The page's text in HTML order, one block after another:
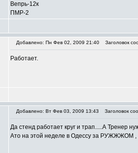
Вепрь-12к
ПМР-2
Добавлено: Пн Фев 02, 2009 21:40 Заголовок
Работает.
Добавлено: Вт Фев 03, 2009 13:43 Заголовок
Да стенд работает круг и трап.....А Тренер
Ато на этой неделе в Одессу за РУЖЖЖОМ ,